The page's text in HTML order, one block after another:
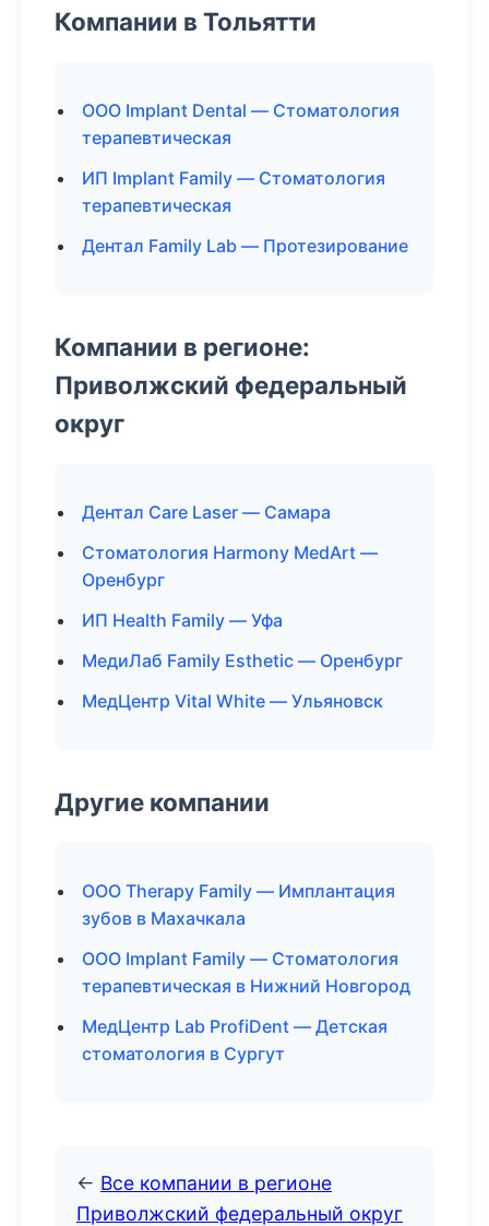
Компании в Тольятти
ООО Implant Dental — Стоматология
терапевтическая
ИП Implant Family — Стоматология
терапевтическая
Дентал Family Lab — Протезирование
Компании в регионе:
Приволжский федеральный
округ
Дентал Care Laser — Самара
Стоматология Harmony MedArt —
Оренбург
ИП Health Family — Уфа
МедиЛаб Family Esthetic — Оренбург
МедЦентр Vital White — Ульяновск
Другие компании
ООО Therapy Family — Имплантация
зубов в Махачкала
ООО Implant Family — Стоматология
терапевтическая в Нижний Новгород
МедЦентр Lab ProfiDent — Детская
стоматология в Сургут
← Все компании в регионе
Приволжский федеральный округ